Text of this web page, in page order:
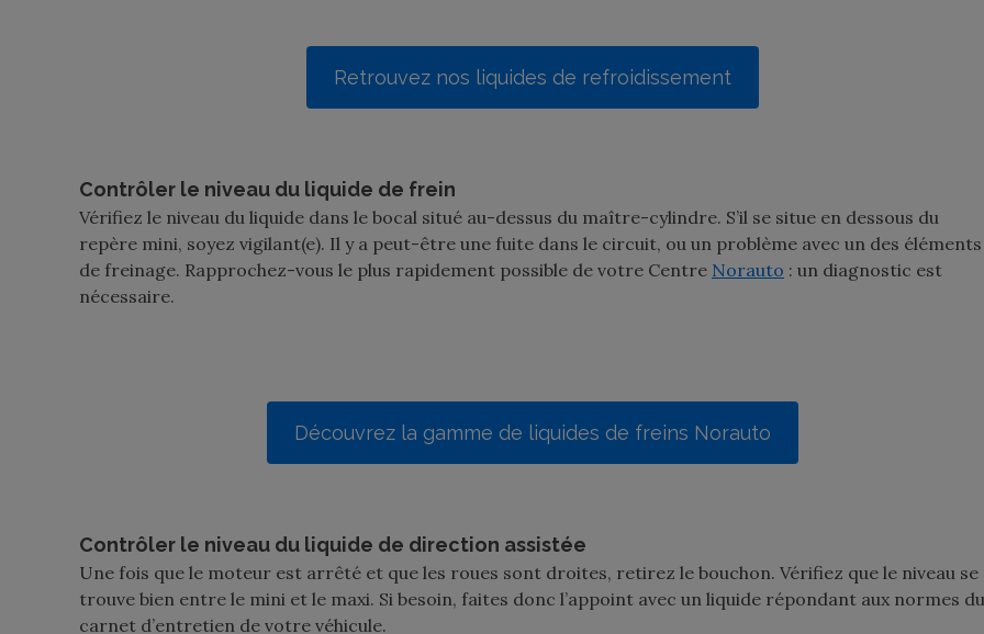
Retrouvez nos liquides de refroidissement
Contrôler le niveau du liquide de frein
Vérifiez le niveau du liquide dans le bocal situé au-dessus du maître-cylindre. S’il se situe en dessous du
repère mini, soyez vigilant(e). Il y a peut-être une fuite dans le circuit, ou un problème avec un des éléments
de freinage. Rapprochez-vous le plus rapidement possible de votre Centre Norauto : un diagnostic est
nécessaire.
Découvrez la gamme de liquides de freins Norauto
Contrôler le niveau du liquide de direction assistée
Une fois que le moteur est arrêté et que les roues sont droites, retirez le bouchon. Vérifiez que le niveau se
trouve bien entre le mini et le maxi. Si besoin, faites donc l’appoint avec un liquide répondant aux normes du
carnet d’entretien de votre véhicule.